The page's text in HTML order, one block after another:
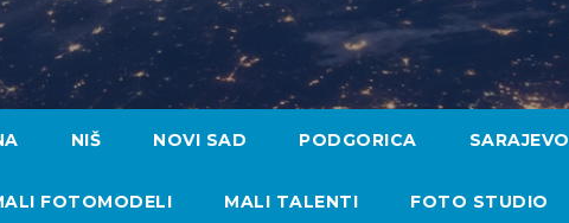
NIŠ NOVI SAD PODGORICA SARAJEVO
FOTOMODELI MALI TALENTI FOTO STUDIO